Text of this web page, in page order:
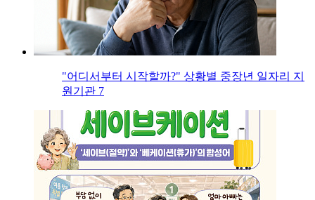
"어디서부터 시작할까?" 상황별 중장년 일자리 지
원기관 7